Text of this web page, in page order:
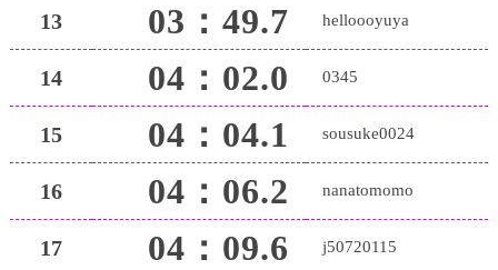
13 03：49.7 helloooyuya
14 04：02.0 0345
15 04：04.1 sousuke0024
16 04：06.2 nanatomomo
17 04：09.6 j50720115